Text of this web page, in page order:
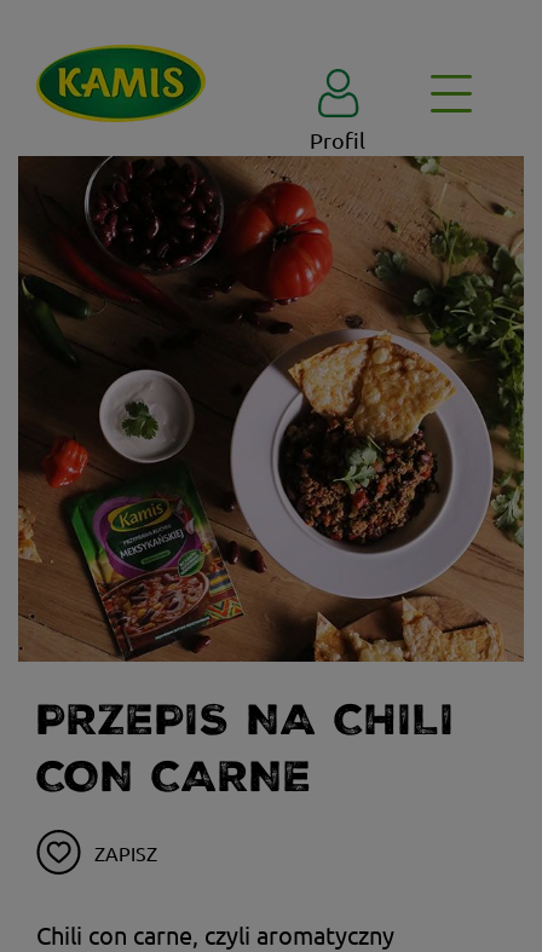
Profil
PRZEPIS NA CHILI
CON CARNE
ZAPISZ
Chili con carne, czyli aromatyczny